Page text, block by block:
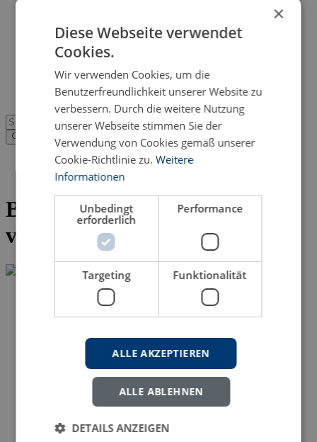
Kataloge im PDF-Format
Neuerscheinungsdienst
Open Access
FAQ
Verlagsprogramm >
Erwerbungsvorschlag
Bibliotheken-Erwerbungs­
vorschlag
×
Diese Webseite verwendet
Cookies.
Wir verwenden Cookies, um die
Benutzerfreundlichkeit unserer Website zu
verbessern. Durch die weitere Nutzung
unserer Webseite stimmen Sie der
Verwendung von Cookies gemäß unserer
Cookie-Richtlinie zu. Weitere
Informationen
Unbedingt
erforderlich
Performance
Targeting Funktionalität
ALLE AKZEPTIEREN
ALLE ABLEHNEN
DETAILS ANZEIGEN